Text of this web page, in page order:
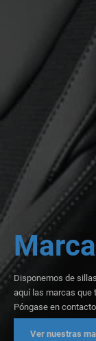
Disponemos de
aquí las marcas que
Póngase en
Ver nuestras